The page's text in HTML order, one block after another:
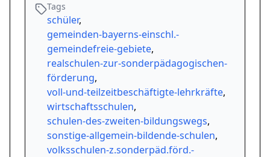
Tags
schüler,
gemeinden-bayerns-einschl.-
gemeindefreie-gebiete,
realschulen-zur-sonderpädagogischen-
förderung,
voll-und-teilzeitbeschäftigte-lehrkräfte,
wirtschaftsschulen,
schulen-des-zweiten-bildungswegs,
sonstige-allgemein-bildende-schulen,
volksschulen-z.sonderpäd.förd.-